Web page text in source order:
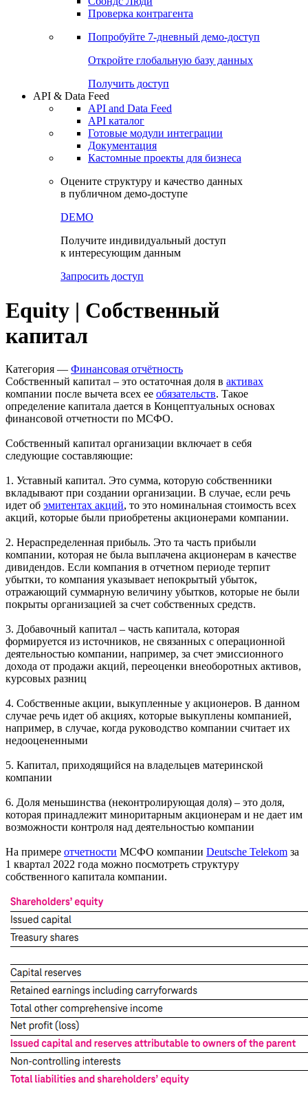
Сохраненные запросы
Чат
Проверка контрагента
Попробуйте7-дневный
Откройте глобальную базу данных
Получить доступ
API & Data Feed
API and Data Feed
Готовые модули интеграции
Документация
в публичном демо-доступе
к интересующим данным
Запросить доступ
капитал
Категория —Финансовая отчётность
компании после вычета всех ееобязательств. Такое
определение капитала дается в Концептуальных основах
Собственный капитал организации включает в себя
следующие составляющие:
вкладывают при создании организации. В случае, если речь
идет обэмитентах акций, то это номинальная стоимость всех
акций, которые были приобретены акционерами компании.
2. Нераспределенная прибыль. Это та часть прибыли
компании, которая не была выплачена акционерам в качестве
убытки, то компания указывает непокрытый убыток,
отражающий суммарную величину убытков, которые не были
покрыты организацией за счет собственных средств.
3. Добавочный капитал – часть капитала, которая
деятельностью компании, например, за счет эмиссионного
дохода от продажи акций, переоценки внеоборотных активов,
курсовых разниц
случае речь идет об акциях, которые выкуплены компанией,
например, в случае, когда руководство компании считает их
5. Капитал, приходящийся на владельцев материнской
компании
6. Доля меньшинства (неконтролирующая доля) – это доля,
которая принадлежит миноритарным акционерам и не дает им
возможности контроля над деятельностью компании
На примереотчетности
1 квартал 2022 года можно посмотреть структуру
собственного капитала компании.